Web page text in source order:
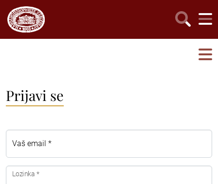
Prijavi se
Vaš email *
Lozinka *